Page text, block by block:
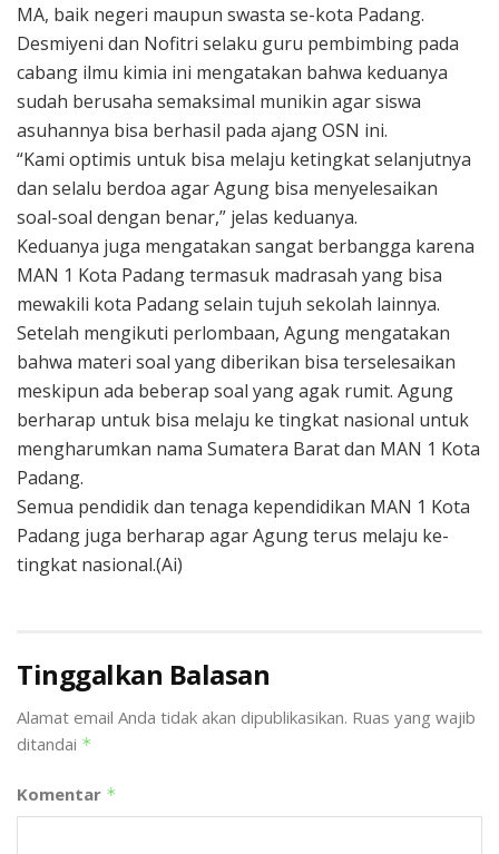
MA, baik negeri maupun swasta se-kota Padang.
Desmiyeni dan Nofitri selaku guru pembimbing pada
cabang ilmu kimia ini mengatakan bahwa keduanya
sudah berusaha semaksimal munikin agar siswa
asuhannya bisa berhasil pada ajang OSN ini.
“Kami optimis untuk bisa melaju ketingkat selanjutnya
dan selalu berdoa agar Agung bisa menyelesaikan
soal-soal dengan benar,” jelas keduanya.
Keduanya juga mengatakan sangat berbangga karena
MAN 1 Kota Padang termasuk madrasah yang bisa
mewakili kota Padang selain tujuh sekolah lainnya.
Setelah mengikuti perlombaan, Agung mengatakan
bahwa materi soal yang diberikan bisa terselesaikan
meskipun ada beberap soal yang agak rumit. Agung
berharap untuk bisa melaju ke tingkat nasional untuk
mengharumkan nama Sumatera Barat dan MAN 1 Kota
Padang.
Semua pendidik dan tenaga kependidikan MAN 1 Kota
Padang juga berharap agar Agung terus melaju ke-
tingkat nasional.(Ai)
Tinggalkan Balasan
Alamat email Anda tidak akan dipublikasikan. Ruas yang wajib
ditandai *
Komentar *